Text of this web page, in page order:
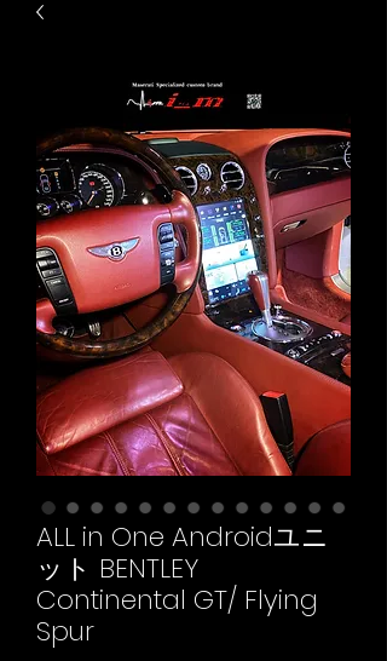
ALL in One Androidユニ
ット BENTLEY
Continental GT/ Flying
Spur